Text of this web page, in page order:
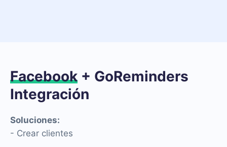
Facebook + GoReminders
Integración
Soluciones:
- Crear clientes